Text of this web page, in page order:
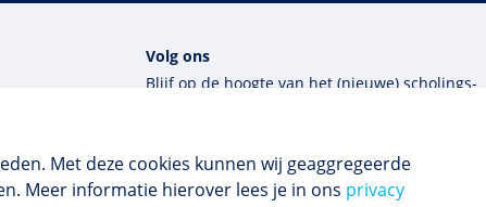
Met deze cookies kunnen wij geaggregeerde
Meer informatie hierover lees je in ons privacy
Volg ons
Blijf op de hoogte van het (nieuwe) scholings­
Inschrijven nieuwsbrief